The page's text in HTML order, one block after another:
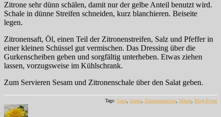
Zitrone sehr dünn schälen, damit nur der gelbe Anteil benutzt wird.
Schale in dünne Streifen schneiden, kurz blanchieren. Beiseite
legen.
Zitronensaft, Öl, einen Teil der Zitronenstreifen, Salz und Pfeffer in
einer kleinen Schüssel gut vermischen. Das Dressing über die
Gurkenscheiben geben und sorgfältig unterheben. Etwas ziehen
lassen, vorzugsweise im Kühlschrank.
Zum Servieren Sesam und Zitronenschale über den Salat geben.
Tags: Salat, Gurke, Zitronenmelisse, Minze, Blog-Event